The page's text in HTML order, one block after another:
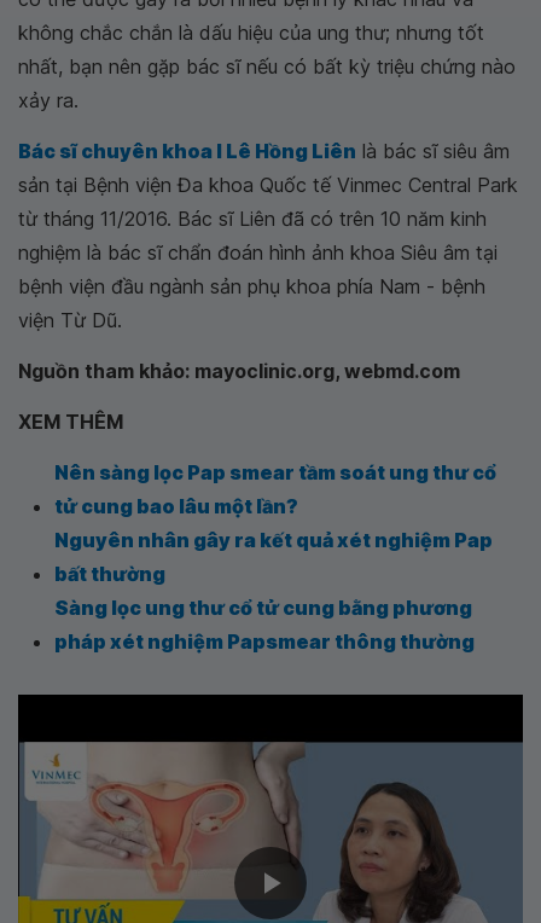
không chắc chắn là dấu hiệu của ung thư; nhưng tốt
nhất, bạn nên gặp bác sĩ nếu có bất kỳ triệu chứng nào
xảy ra.
Bác sĩ chuyên khoa I Lê Hồng Liên là bác sĩ siêu âm
sản tại Bệnh viện Đa khoa Quốc tế Vinmec Central Park
từ tháng 11/2016. Bác sĩ Liên đã có trên 10 năm kinh
nghiệm là bác sĩ chẩn đoán hình ảnh khoa Siêu âm tại
bệnh viện đầu ngành sản phụ khoa phía Nam - bệnh
viện Từ Dũ.
Nguồn tham khảo: mayoclinic.org, webmd.com
XEM THÊM
Nên sàng lọc Pap smear tầm soát ung thư cổ
tử cung bao lâu một lần?
Nguyên nhân gây ra kết quả xét nghiệm Pap
bất thường
Sàng lọc ung thư cổ tử cung bằng phương
pháp xét nghiệm Papsmear thông thường